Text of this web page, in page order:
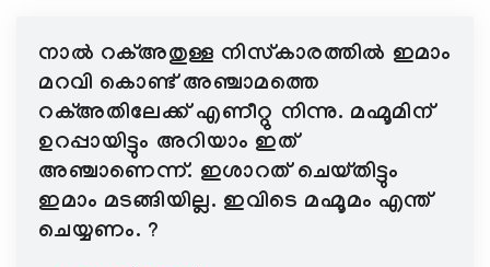
നാൽ റക്അതുള്ള നിസ്കാരത്തിൽ ഇമാം
മറവി കൊണ്ട് അഞ്ചാമത്തെ
റക്അതിലേക്ക് എണീറ്റു നിന്നു. മഹ്മൂമിന്
ഉറപ്പായിട്ടും അറിയാം ഇത്
അഞ്ചാണെന്ന്. ഇശാറത് ചെയ്തിട്ടും
ഇമാം മടങ്ങിയില്ല. ഇവിടെ മഹ്മൂമം എന്ത്
ചെയ്യണം. ?